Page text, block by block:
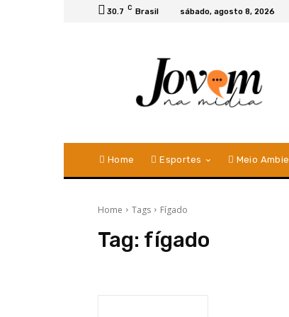
30.7 C Brasil sábado, agosto 8, 2026
Home Esportes Meio
Home Tags Fígado
Tag: fígado